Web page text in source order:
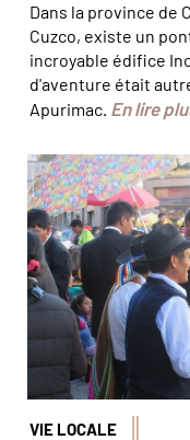
Dans la province de
Cuzco, existe un
incroyable édifice
d'aventure était
Apurimac. En lire
© Felipe
VIE LOCALE